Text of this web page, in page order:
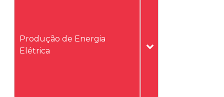
Produção de Energia
Elétrica